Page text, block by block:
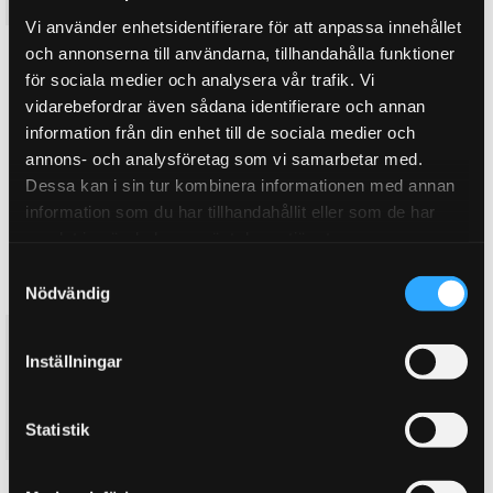
Vi använder enhetsidentifierare för att anpassa innehållet
och annonserna till användarna, tillhandahålla funktioner
för sociala medier och analysera vår trafik. Vi
vidarebefordrar även sådana identifierare och annan
information från din enhet till de sociala medier och
annons- och analysföretag som vi samarbetar med.
Dessa kan i sin tur kombinera informationen med annan
information som du har tillhandahållit eller som de har
Nödvändig
Inställningar
Statistik
Add to favorites BUY Add to favorites BUY
JUKE F15 (11~19)
14 695KR
D2 Höstkampanj! Sista dag